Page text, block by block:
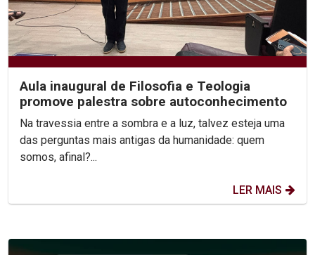
Aula inaugural de Filosofia e Teologia
promove palestra sobre autoconhecimento
Na travessia entre a sombra e a luz, talvez esteja uma
das perguntas mais antigas da humanidade: quem
somos, afinal?...
LER MAIS